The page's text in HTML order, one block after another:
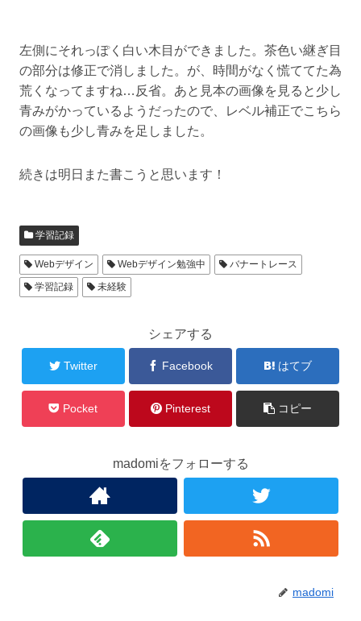
左側にそれっぽく白い木目ができました。茶色い継ぎ目
の部分は修正で消しました。が、時間がなく慌ててた為
荒くなってますね…反省。あと見本の画像を見ると少し
青みがかっているようだったので、レベル補正でこちら
の画像も少し青みを足しました。
続きは明日また書こうと思います！
学習記録
Webデザイン Webデザイン勉強中
バナートレース
学習記録
未経験
シェアする
Twitter Facebook はてブ
Pocket Pinterest コピー
madomiをフォローする
madomi